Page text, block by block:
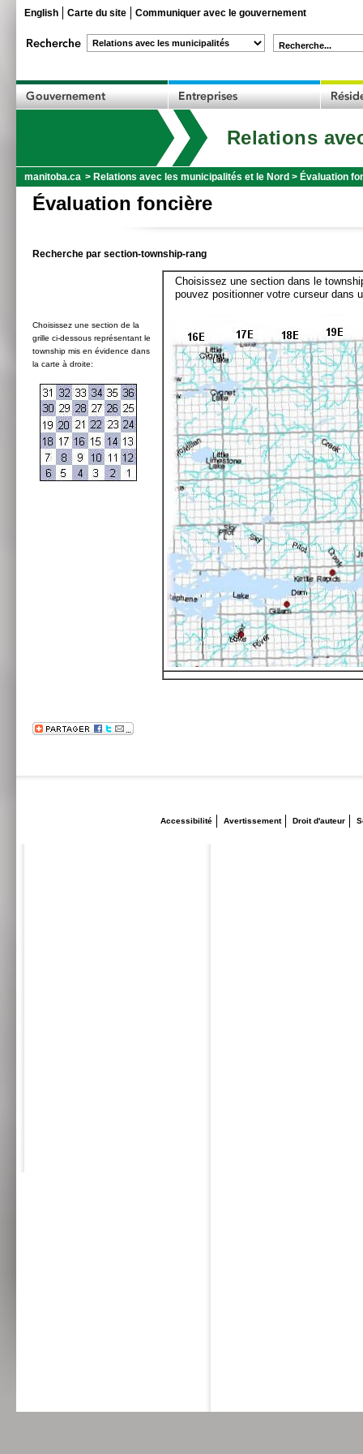
English Carte du site Communiquer avec le gouvernement
Recherche...
Relations
manitoba.ca > Relations avec les municipalités et le Nord > Évaluation
Évaluation foncière
Recherche par section-township-rang
Choisissez une section de la
grille ci-dessous représentant le
township mis en évidence dans
la carte à droite:
Choisissez une section dans le
pouvez positionner votre curseur dans
Accessibilité Avertissement Droit d'auteur